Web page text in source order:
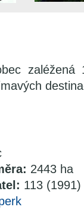
2443 ha
113 (1991)